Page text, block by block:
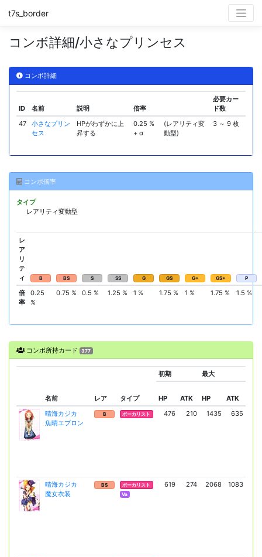
t7s_border
コンボ詳細/小さなプリンセス
コンボ詳細
ID 名前 説明 倍率
必要カー
ド数
47
小さなプリン
セス
HPがわずかに上
昇する
0.25 %
+ α
(レアリティ変
動型)
3 ～ 9 枚
コンボ倍率
タイプ
レアリティ変動型
レ
ア
リ
テ
ィ
B BS S SS G GS G+ GS+ P
倍
率
0.25
%
0.75 % 0.5 % 1.25 % 1 % 1.75 % 1 % 1.75 % 1.5 %
コンボ所持カード 377
名前 レア タイプ
初期 最大
HP ATK HP ATK
晴海カジカ
魚晴エプロン
B ボーカリスト 476 210 1435 635
晴海カジカ
魔女衣装
BS
ボーカリスト
Va
619 274 2068 1083